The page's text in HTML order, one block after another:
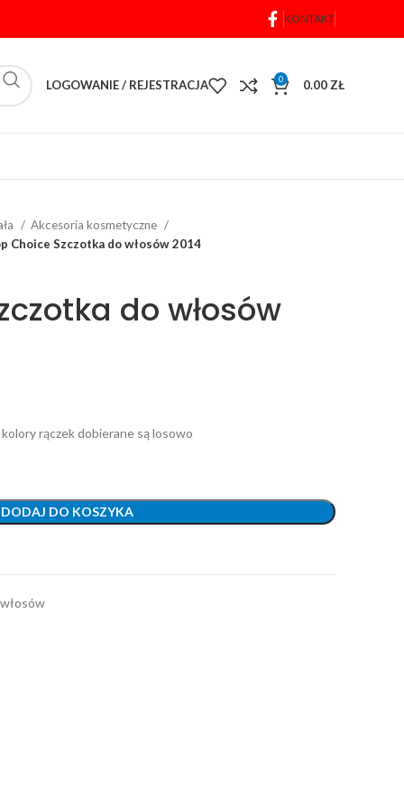
KONTAKT
LOGOWANIE / REJESTRACJA 0 0.00 ZŁ
Akcesoria kosmetyczne
Choice Szczotka do włosów 2014
do włosów
rączek dobierane są losowo
DODAJ DO KOSZYKA